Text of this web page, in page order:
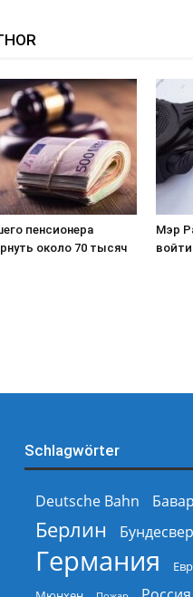
пенсионера
около 70 тысяч
Мэр
Schlagwörter
Deutsche Bahn
Берлин
Бундесвер
Германия